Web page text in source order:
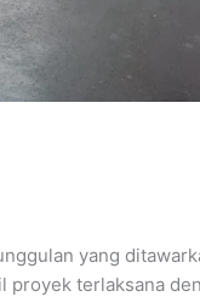
yang
terlaksana